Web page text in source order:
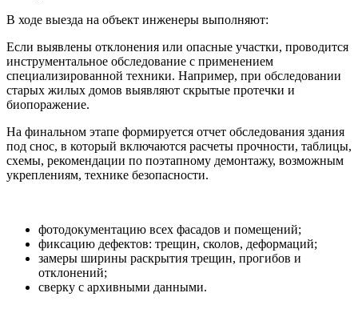
В ходе выезда на объект инженеры выполняют:
Если выявлены отклонения или опасные участки, проводится
инструментальное обследование с применением
специализированной техники. Например, при обследовании
старых жилых домов выявляют скрытые протечки и
биопоражение.
На финальном этапе формируется отчет обследования здания
под снос, в который включаются расчеты прочности, таблицы,
схемы, рекомендации по поэтапному демонтажу, возможным
укреплениям, технике безопасности.
фотодокументацию всех фасадов и помещений;
фиксацию дефектов: трещин, сколов, деформаций;
замеры ширины раскрытия трещин, прогибов и
отклонений;
сверку с архивными данными.